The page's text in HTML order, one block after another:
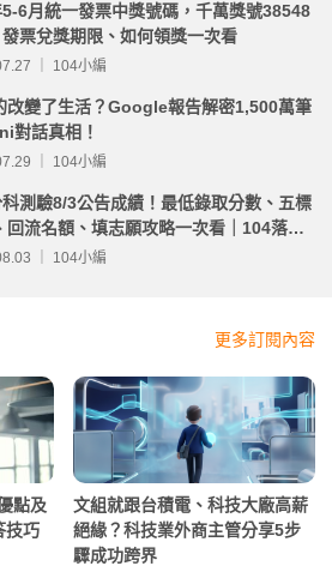
6月統一發票中獎號碼，千萬獎號38548
票兌獎期限、如何領獎一次看
｜ 104小編
改變了生活？Google報告解密1,500萬筆
對話真相！
｜ 104小編
測驗8/3公告成績！最低錄取分數、五標
回流名額、填志願攻略一次看｜104落點
｜ 104小編
更多訂閱內容
點及
技巧
文組就跟台積電、科技大廠高薪
絕緣？科技業外商主管分享5步
驟成功跨界